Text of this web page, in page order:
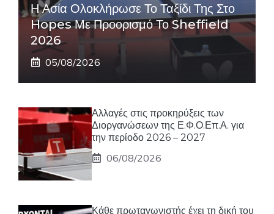
Η Ασία Ολοκλήρωσε Το Ταξίδι Της Στο
Hopes Με Προορισμό Το Sheffield
2026
05/08/2026
Αλλαγές στις προκηρύξεις των
Διοργανώσεων της Ε.Φ.Ο.Επ.Α. για
την περίοδο 2026 – 2027
06/08/2026
Κάθε πρωταγωνιστής έχει τη δική του